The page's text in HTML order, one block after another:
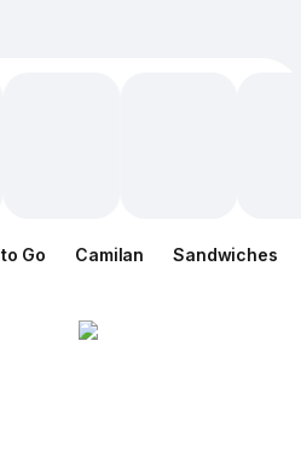
Go Camilan Sandwiches